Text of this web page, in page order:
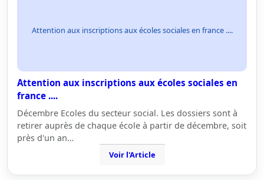
Attention aux inscriptions aux écoles sociales en france ....
Attention aux inscriptions aux écoles sociales en
france ....
Décembre Ecoles du secteur social. Les dossiers sont à
retirer auprès de chaque école à partir de décembre, soit
près d'un an…
Voir l'Article